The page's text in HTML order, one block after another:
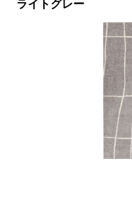
ライトグレー